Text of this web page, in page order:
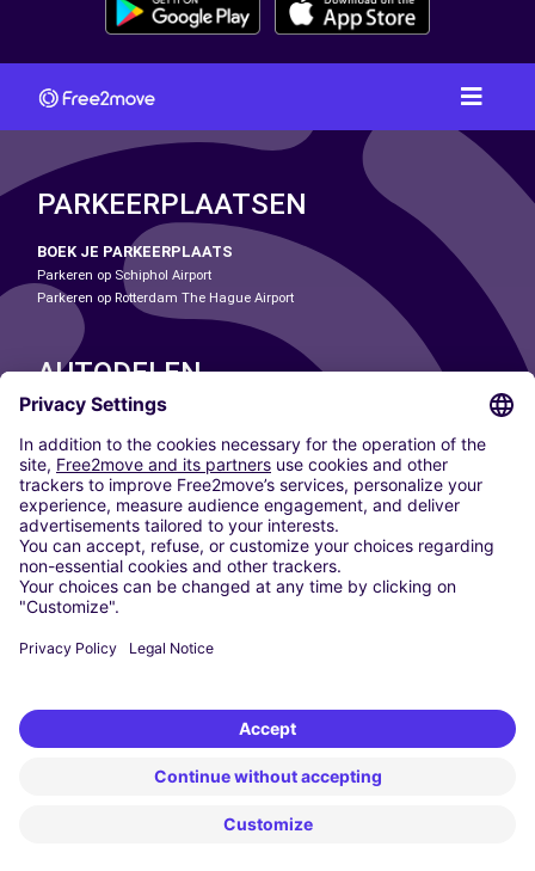
PARKEERPLAATSEN
BOEK JE PARKEERPLAATS
Parkeren op Schiphol Airport
Parkeren op Rotterdam The Hague Airport
AUTODELEN
ONZE STEDEN
Paris
Madrid
Washington DC
Milaan
Rome
Turijn
Wenen
Berlijn
Düsseldorf